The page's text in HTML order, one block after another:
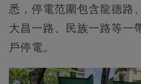
悉，停電范圍包含龍德路
大昌一路、民族一路等一
戶停電。